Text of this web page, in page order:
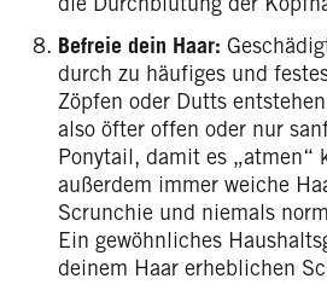
Befreie dein Haar:
durch zu häufiges und
Zöpfen oder Dutts
also öfter offen oder nur
Ponytail, damit es „atmen“
außerdem immer weiche
Scrunchie und niemals
Ein gewöhnliches
deinem Haar erheblichen